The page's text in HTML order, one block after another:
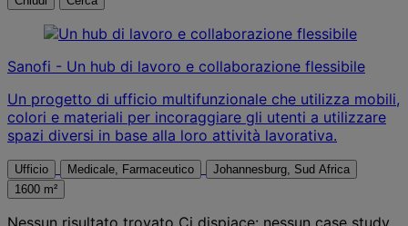
Sanofi - Un hub di lavoro e collaborazione flessibile
Un progetto di ufficio multifunzionale che utilizza mobili,
colori e materiali per incoraggiare gli utenti a utilizzare
spazi diversi in base alla loro attività lavorativa.
Ufficio Medicale, Farmaceutico
Johannesburg, Sud Africa
1600 m²
Nessun risultato trovato Ci dispiace: nessun case study